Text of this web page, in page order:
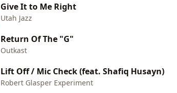
Give It to Me Right
Utah Jazz
Return Of The "G"
Outkast
Lift Off / Mic Check (feat. Shafiq Husayn)
Robert Glasper Experiment